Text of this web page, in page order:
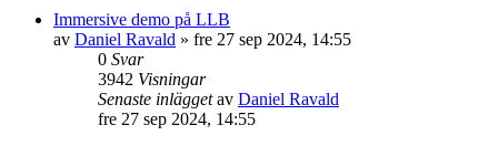
Immersive demo på LLB
av Daniel Ravald » fre 27 sep 2024, 14:55
0 Svar
3942 Visningar
Senaste inläggetav Daniel Ravald
fre 27 sep 2024, 14:55